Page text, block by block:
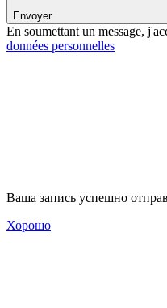
Envoyer
En soumettant un message,
données personnelles
Ваша запись успешно
Хорошо